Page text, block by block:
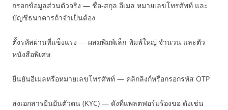
กรอกข้อมูลส่วนตัวจริง — ชื่อ-สกุล อีเมล หมายเลขโทรศัพท์ และ
บัญชีธนาคารถ้าจำเป็นต้อง
ตั้งรหัสผ่านที่แข็งแรง — ผสมพิมพ์เล็ก-พิมพ์ใหญ่ จำนวน และตัว
หนังสือพิเศษ
ยืนยันอีเมลหรือหมายเลขโทรศัพท์ — คลิกลิงก์หรือกรอกรหัส OTP
ส่งเอกสารยืนยันตัวตน (KYC) — ดังที่แพลตฟอร์มร้องขอ ดังเช่น